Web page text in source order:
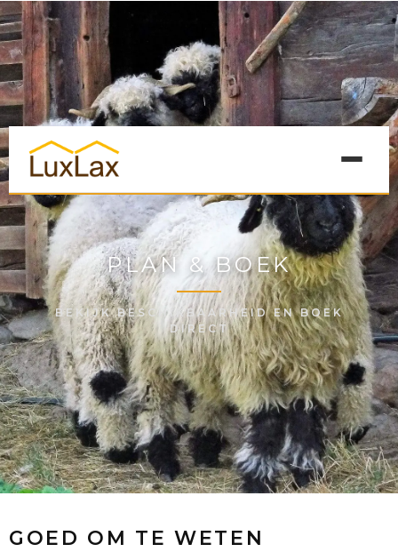
GRÜEZI
OMGEVING
FOTO'S
PLAN EN BOEK
REVIEWS
VIRTUAL TOUR
CONTACT
PLAN & BOEK
BEKIJK BESCHIKBAARHEID EN BOEK
DIRECT
GOED OM TE WETEN